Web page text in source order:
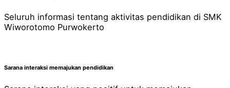
Seluruh informasi tentang aktivitas pendidikan di SMK
Wiworotomo Purwokerto
Sarana interaksi memajukan pendidikan